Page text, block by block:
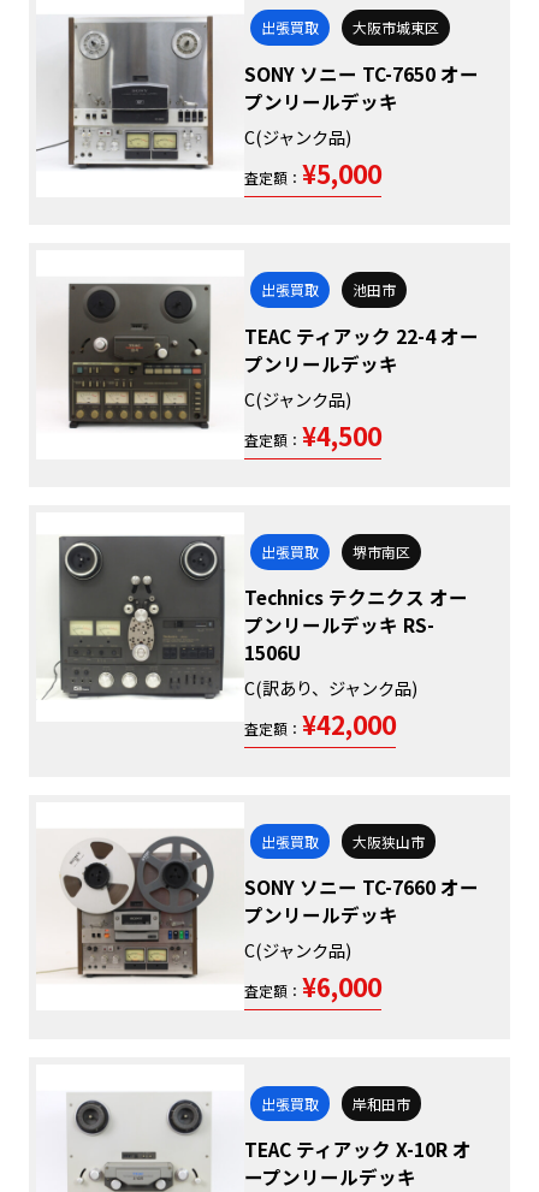
出張買取 大阪市城東区
SONY ソニー TC-7650 オー
プンリールデッキ
C(ジャンク品)
査定額： ¥5,000
出張買取 池田市
TEAC ティアック 22-4 オー
プンリールデッキ
C(ジャンク品)
査定額： ¥4,500
出張買取 堺市南区
Technics テクニクス オー
プンリールデッキ RS-
1506U
C(訳あり、ジャンク品)
査定額： ¥42,000
出張買取 大阪狭山市
SONY ソニー TC-7660 オー
プンリールデッキ
C(ジャンク品)
査定額： ¥6,000
出張買取 岸和田市
TEAC ティアック X-10R オ
ープンリールデッキ